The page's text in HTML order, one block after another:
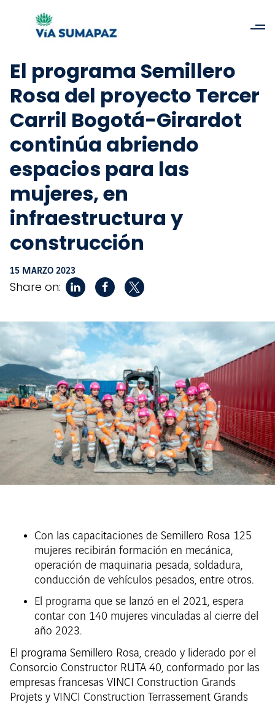
El programa Semillero
Rosa del proyecto Tercer
Carril Bogotá-Girardot
continúa abriendo
espacios para las
mujeres, en
infraestructura y
construcción
15 MARZO 2023
Share on:
Con las capacitaciones de Semillero Rosa 125
mujeres recibirán formación en mecánica,
operación de maquinaria pesada, soldadura,
conducción de vehículos pesados, entre otros.
El programa que se lanzó en el 2021, espera
contar con 140 mujeres vinculadas al cierre del
año 2023.
El programa Semillero Rosa, creado y liderado por el
Consorcio Constructor RUTA 40, conformado por las
empresas francesas VINCI Construction Grands
Projets y VINCI Construction Terrassement Grands